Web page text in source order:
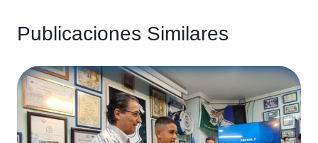
Publicaciones Similares